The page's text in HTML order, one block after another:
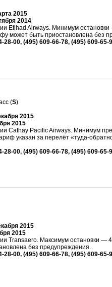
2015
2014
Etihad Airways. Минимум
может быть приостановлена без
28-00, (495) 609-66-78, (495) 609-65-
(S)
2015
2015
Cathay Pacific Airways. Минимум
указан за перелёт «туда-
28-00, (495) 609-66-78, (495) 609-65-
2015
2015
Transaero. Максимум остановки —
без предупреждения.
28-00, (495) 609-66-78, (495) 609-65-